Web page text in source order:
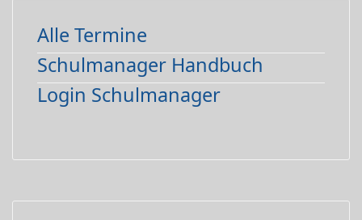
Alle Termine
Schulmanager Handbuch
Login Schulmanager